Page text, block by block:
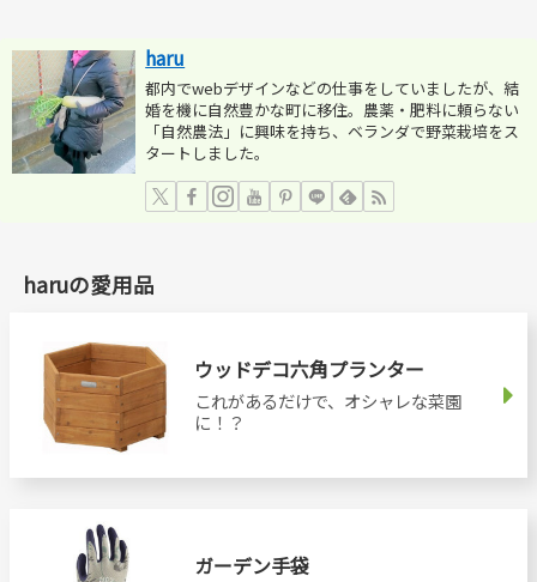
haru
都内でwebデザインなどの仕事をしていましたが、結
婚を機に自然豊かな町に移住。農薬・肥料に頼らない
「自然農法」に興味を持ち、ベランダで野菜栽培をス
タートしました。
haruの愛用品
ウッドデコ六角プランター
これがあるだけで、オシャレな菜園
に！？
ガーデン手袋